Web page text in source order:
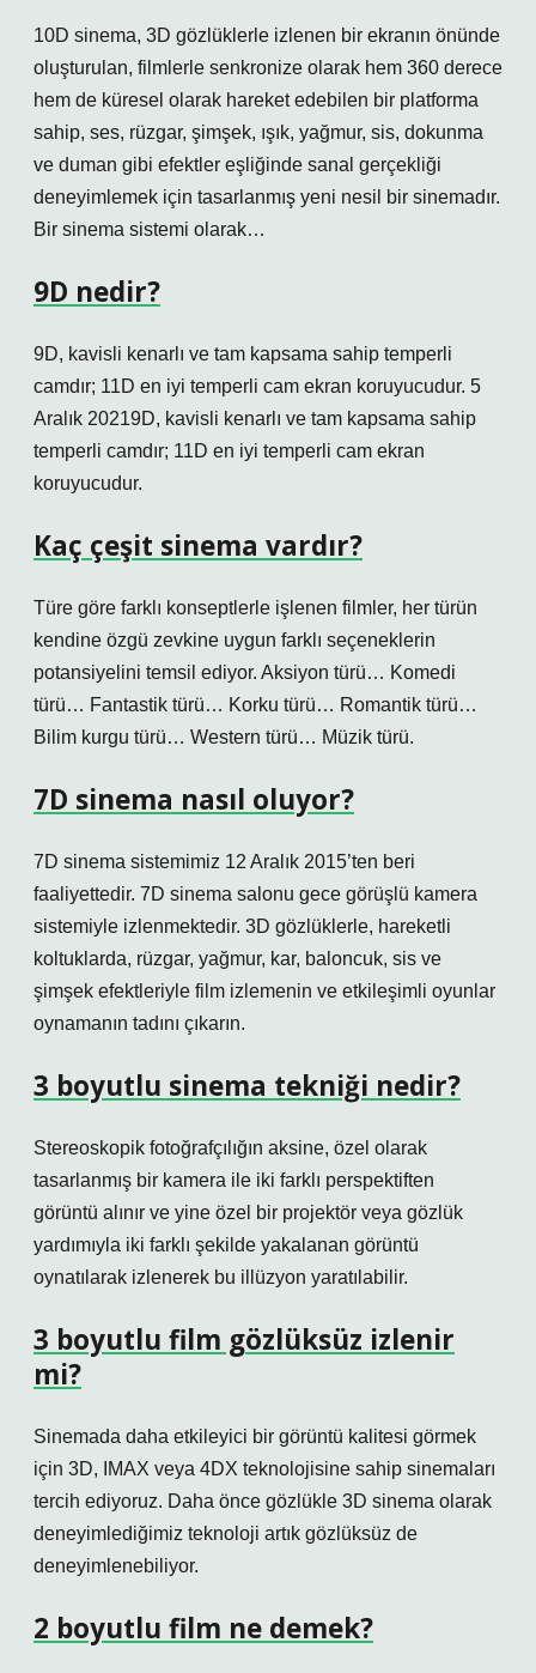
10D sinema, 3D gözlüklerle izlenen bir ekranın önünde
oluşturulan, filmlerle senkronize olarak hem 360 derece
hem de küresel olarak hareket edebilen bir platforma
sahip, ses, rüzgar, şimşek, ışık, yağmur, sis, dokunma
ve duman gibi efektler eşliğinde sanal gerçekliği
deneyimlemek için tasarlanmış yeni nesil bir sinemadır.
Bir sinema sistemi olarak…
9D nedir?
9D, kavisli kenarlı ve tam kapsama sahip temperli
camdır; 11D en iyi temperli cam ekran koruyucudur. 5
Aralık 20219D, kavisli kenarlı ve tam kapsama sahip
temperli camdır; 11D en iyi temperli cam ekran
koruyucudur.
Kaç çeşit sinema vardır?
Türe göre farklı konseptlerle işlenen filmler, her türün
kendine özgü zevkine uygun farklı seçeneklerin
potansiyelini temsil ediyor. Aksiyon türü… Komedi
türü… Fantastik türü… Korku türü… Romantik türü…
Bilim kurgu türü… Western türü… Müzik türü.
7D sinema nasıl oluyor?
7D sinema sistemimiz 12 Aralık 2015’ten beri
faaliyettedir. 7D sinema salonu gece görüşlü kamera
sistemiyle izlenmektedir. 3D gözlüklerle, hareketli
koltuklarda, rüzgar, yağmur, kar, baloncuk, sis ve
şimşek efektleriyle film izlemenin ve etkileşimli oyunlar
oynamanın tadını çıkarın.
3 boyutlu sinema tekniği nedir?
Stereoskopik fotoğrafçılığın aksine, özel olarak
tasarlanmış bir kamera ile iki farklı perspektiften
görüntü alınır ve yine özel bir projektör veya gözlük
yardımıyla iki farklı şekilde yakalanan görüntü
oynatılarak izlenerek bu illüzyon yaratılabilir.
3 boyutlu film gözlüksüz izlenir
mi?
Sinemada daha etkileyici bir görüntü kalitesi görmek
için 3D, IMAX veya 4DX teknolojisine sahip sinemaları
tercih ediyoruz. Daha önce gözlükle 3D sinema olarak
deneyimlediğimiz teknoloji artık gözlüksüz de
deneyimlenebiliyor.
2 boyutlu film ne demek?